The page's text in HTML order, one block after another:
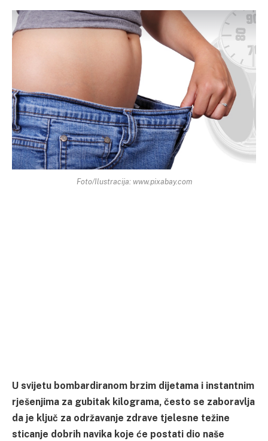
Foto/Ilustracija: www.pixabay.com
U svijetu bombardiranom brzim dijetama i instantnim
rješenjima za gubitak kilograma, često se zaboravlja
da je ključ za održavanje zdrave tjelesne težine
sticanje dobrih navika koje će postati dio naše